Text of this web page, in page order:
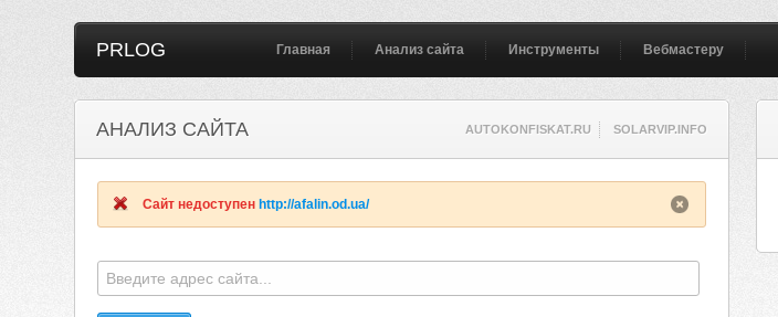
PRLOG Главная Анализ сайта Инструменты Вебмастеру
АНАЛИЗ САЙТА AUTOKONFISKAT.RU SOLARVIP.INFO
Сайт недоступен http://afalin.od.ua/